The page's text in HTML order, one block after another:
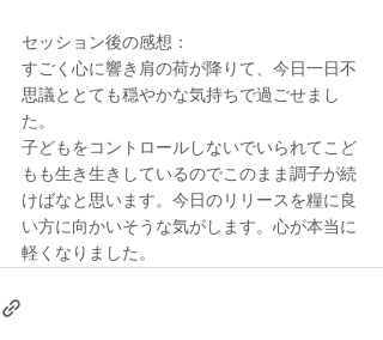
セッション後の感想：
すごく心に響き肩の荷が降りて、今日一日不
思議ととても穏やかな気持ちで過ごせまし
た。
子どもをコントロールしないでいられてこど
もも生き生きしているのでこのまま調子が続
けばなと思います。今日のリリースを糧に良
い方に向かいそうな気がします。心が本当に
軽くなりました。